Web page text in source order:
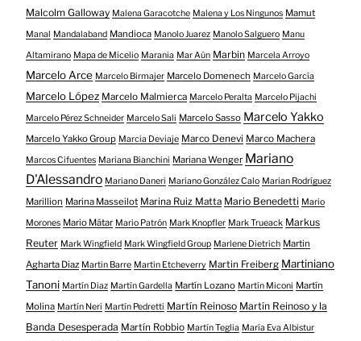
Malcolm Galloway Malena Garacotche Malena y Los Ningunos Mamut
Manal Mandalaband Mandioca Manolo Juarez Manolo Salguero Manu
Altamirano Mapa de Micelio Marania Mar Aún Marbin Marcela Arroyo
Marcelo Arce Marcelo Birmajer Marcelo Domenech Marcelo García
Marcelo López Marcelo Malmierca Marcelo Peralta Marcelo Pijachi
Marcelo Pérez Schneider Marcelo Sali Marcelo Sasso Marcelo Yakko
Marcelo Yakko Group Marcia Deviaje Marco Denevi Marco Machera
Marcos Cifuentes Mariana Bianchini Mariana Wenger Mariano
D'Alessandro Mariano Daneri Mariano González Calo Marian Rodríguez
Marillion Marina Masseilot Marina Ruiz Matta Mario Benedetti Mario
Morones Mario Mátar Mario Patrón Mark Knopfler Mark Trueack Markus
Reuter Mark Wingfield Mark Wingfield Group Marlene Dietrich Martin
Agharta Diaz Martin Barre Martin Etcheverry Martin Freiberg Martiniano
Tanoni Martín Diaz Martín Gardella Martín Lozano Martín Miconi Martín
Molina Martín Neri Martín Pedretti Martín Reinoso Martín Reinoso y la
Banda Desesperada Martín Robbio Martín Teglia María Eva Albistur